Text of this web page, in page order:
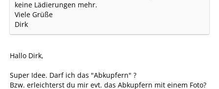
keine Lädierungen mehr.
Viele Grüße
Dirk
Hallo Dirk,
Super Idee. Darf ich das "Abkupfern" ?
Bzw. erleichterst du mir evt. das Abkupfern mit einem Foto?